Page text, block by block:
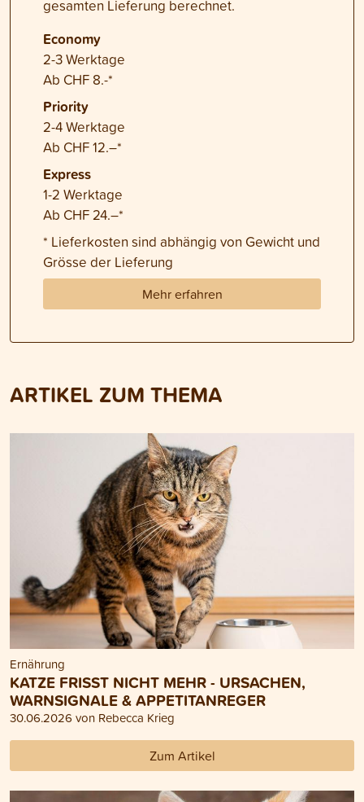
gesamten Lieferung berechnet.
Economy
2-3 Werktage
Ab CHF 8.-*
Priority
2-4 Werktage
Ab CHF 12.–*
Express
1-2 Werktage
Ab CHF 24.–*
* Lieferkosten sind abhängig von Gewicht und
Grösse der Lieferung
Mehr erfahren
ARTIKEL ZUM THEMA
Ernährung
KATZE FRISST NICHT MEHR - URSACHEN,
WARNSIGNALE & APPETITANREGER
30.06.2026 von Rebecca Krieg
Zum Artikel